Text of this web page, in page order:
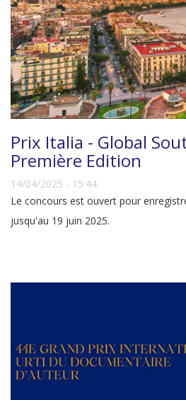
Prix Italia - Global
Première Edition
14/04/2025 - 15:44
Le concours est ouvert pour
jusqu'au 19 juin 2025.